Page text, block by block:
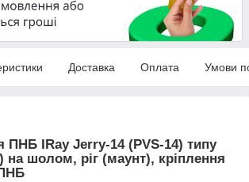
Доставка Оплата Умови
ПНБ IRay Jerry-14 (PVS-14) типу
на шолом, ріг (маунт), кріплення